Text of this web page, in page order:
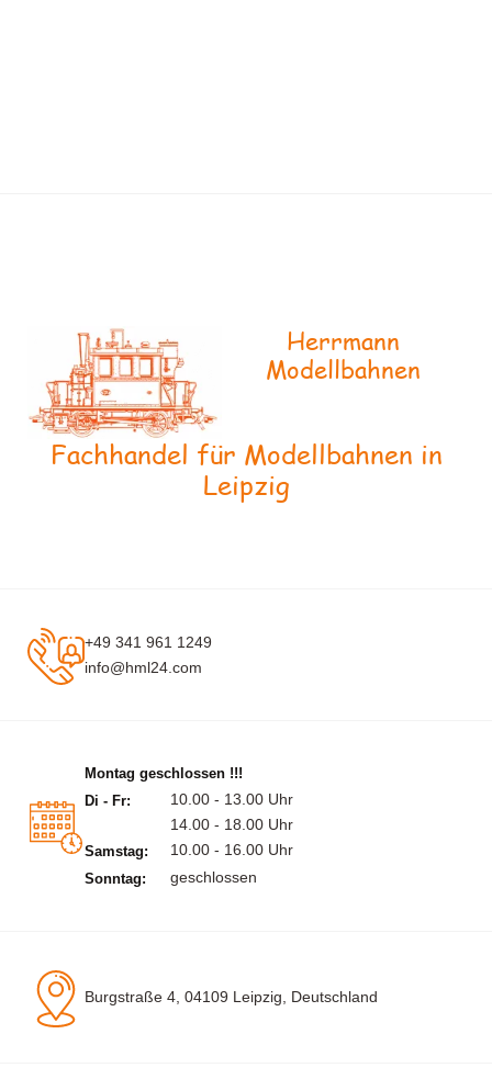
Herrmann
Modellbahnen
Fachhandel für Modellbahnen in
Leipzig
+49 341 961 1249
info@hml24.com
Montag geschlossen !!!
Di - Fr:
10.00 - 13.00 Uhr
14.00 - 18.00 Uhr
Samstag: 10.00 - 16.00 Uhr
Sonntag: geschlossen
Burgstraße 4, 04109 Leipzig, Deutschland